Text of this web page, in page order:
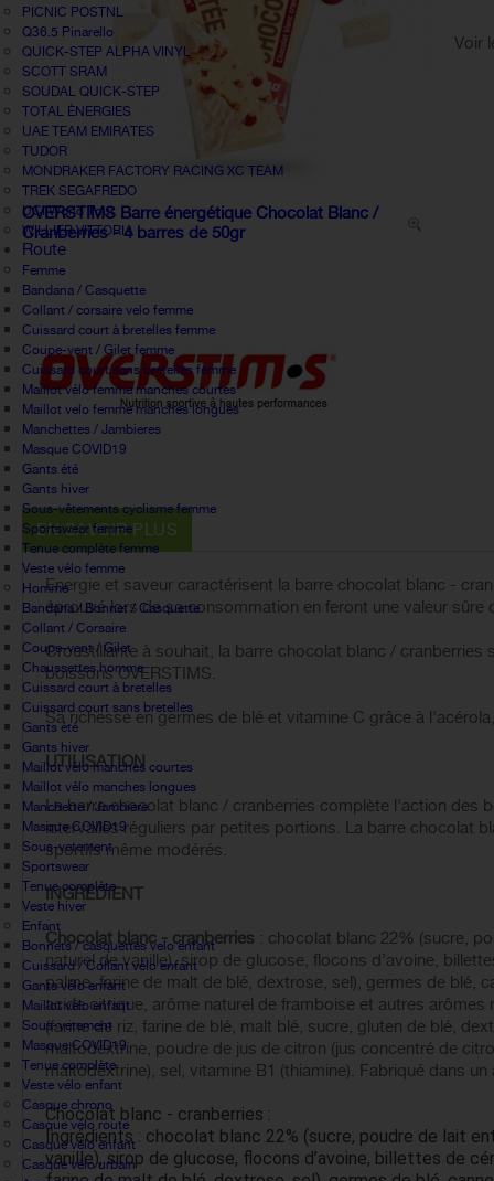
PICNIC POSTNL
Q36.5 Pinarello
QUICK-STEP ALPHA VINYL
SCOTT SRAM
SOUDAL QUICK-STEP
TOTAL ÉNERGIES
UAE TEAM EMIRATES
TUDOR
MONDRAKER FACTORY RACING XC TEAM
TREK SEGAFREDO
UCI World Tour
WILLIER VITTORIA
Route
Femme
Bandana / Casquette
Collant / corsaire velo femme
Cuissard court à bretelles femme
Coupe-vent / Gilet femme
Cuissard court sans bretelles femme
Maillot vélo femme manches courtes
Maillot velo femme manches longues
Manchettes / Jambieres
Masque COVID19
Gants été
Gants hiver
Sous-vêtements cyclisme femme
Sportswear femme
Tenue complète femme
Veste vélo femme
Homme
Bandana / Bonnet / Casquette
Collant / Corsaire
Coupe-vent / Gilet
Chaussettes homme
Cuissard court à bretelles
Cuissard court sans bretelles
Gants été
Gants hiver
Maillot vélo manches courtes
Maillot vélo manches longues
Manchette / Jambiere
Masque COVID19
Sous-vetement
Sportswear
Tenue complète
Veste hiver
Enfant
Bonnets / casquettes velo enfant
Cuissard / Collant vélo enfant
Gants vélo enfant
Maillot vélo enfant
Sous-vetement
Masque COVID19
Tenue complète
Veste vélo enfant
Casque chrono
Casque vélo route
Casque vélo enfant
Casque vélo urbain
OVERSTIMS Barre énergétique Chocolat Blanc /
Cranberries - 4 barres de 50gr
Voir
EN SAVOIR PLUS
Energie et saveur caractérisent la barre chocolat blanc -
éprouvé lors de sa consommation en feront une valeur sûre
Croustillante à souhait, la barre chocolat blanc / cranberries
boissons OVERSTIMS.
Sa richesse en germes de blé et vitamine C grâce à
UTILISATION
La barre chocolat blanc / cranberries complète l'action des
intervalles réguliers par petites portions. La barre chocolat
sportifs même modérés.
INGRÉDIENT
Chocolat blanc - cranberries : chocolat blanc 22% (sucre,
naturel de vanille), sirop de glucose, flocons d’avoine,
palme, farine de malt de blé, dextrose, sel), germes de blé,
acide citrique, arôme naturel de framboise et autres
(farine de riz, farine de blé, malt blé, sucre, gluten de blé,
maltodextrine, poudre de jus de citron (jus concentré de
maltodextrine), sel, vitamine B1 (thiamine). Fabriqué dans
Chocolat blanc - cranberries :
Ingrédients : chocolat blanc 22% (sucre, poudre de lait
vanille), sirop de glucose, flocons d’avoine, billettes de